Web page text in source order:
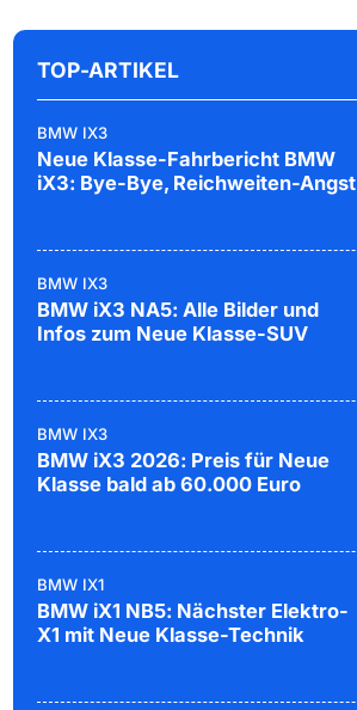
TOP-ARTIKEL
BMW IX3
Neue Klasse-Fahrbericht BMW
iX3: Bye-Bye, Reichweiten-Angst
BMW IX3
BMW iX3 NA5: Alle Bilder und
Infos zum Neue Klasse-SUV
BMW IX3
BMW iX3 2026: Preis für Neue
Klasse bald ab 60.000 Euro
BMW IX1
BMW iX1 NB5: Nächster Elektro-
X1 mit Neue Klasse-Technik